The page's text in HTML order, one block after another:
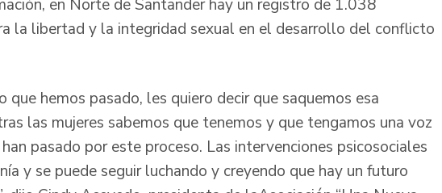
en Norte de Santander hay un registro de 1.038
la libertad y la integridad sexual en el desarrollo del conflicto
que hemos pasado, les quiero decir que saquemos esa
las mujeres sabemos que tenemos y que tengamos una voz
pasado por este proceso. Las intervenciones psicosociales
y se puede seguir luchando y creyendo que hay un futuro